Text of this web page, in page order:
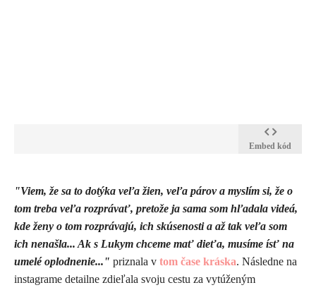
Embed kód
"Viem, že sa to dotýka veľa žien, veľa párov a myslím si, že o
tom treba veľa rozprávať, pretože ja sama som hľadala videá,
kde ženy o tom rozprávajú, ich skúsenosti a až tak veľa som
ich nenašla... Ak s Lukym chceme mať dieťa, musíme ísť na
umelé oplodnenie..." priznala v tom čase kráska. Následne na
instagrame detailne zdieľala svoju cestu za vytúženým